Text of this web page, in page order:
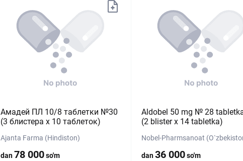
Амадей ПЛ 10/8 таблетки №30
(3 блистера х 10 таблеток)
Ajanta Farma (Hindiston)
dan78 000so'm
Aldobel 50 mg № 28
(2 blister х 14 tabletka)
Nobel-Pharmsanoat
dan36 000so'm